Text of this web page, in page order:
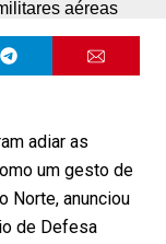
adiar as
um gesto de
Norte, anunciou
de Defesa